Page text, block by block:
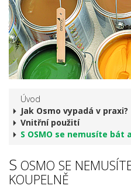
Úvod
Jak Osmo vypadá v praxi?
Vnitřní použití
S OSMO se nemusíte bát
S OSMO SE
KOUPELNĚ